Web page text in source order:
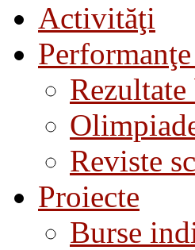
Activităţi
Rezultate
Reviste
Proiecte
Burse